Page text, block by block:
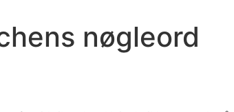
nøgleord